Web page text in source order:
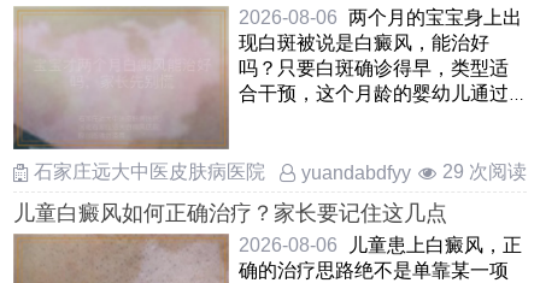
2026-08-06 两个月的宝宝身上出
现白斑被说是白癜风，能治好
吗？只要白斑确诊得早，类型适
合干预，这个月龄的婴幼儿通过
石家庄远大中医皮肤病医院
yuandabdfyy 29 次阅读
儿童白癜风如何正确治疗？家长要记住这几点
2026-08-06
儿童患上白癜风，正
确的治疗思路绝不是单靠某一项